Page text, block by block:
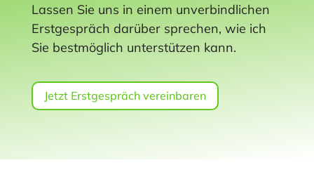
Lassen Sie uns in einem unverbindlichen
Erstgespräch darüber sprechen, wie ich
Sie bestmöglich unterstützen kann.
Jetzt Erstgespräch vereinbaren